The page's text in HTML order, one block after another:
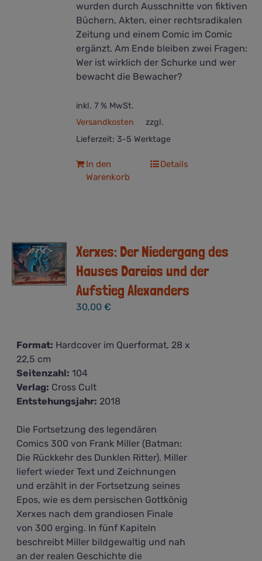
wurden durch Ausschnitte von fiktiven
Büchern, Akten, einer rechtsradikalen
Zeitung und einem Comic im Comic
ergänzt. Am Ende bleiben zwei Fragen:
Wer ist wirklich der Schurke und wer
bewacht die Bewacher?
inkl. 7 % MwSt.
zzgl.
Versandkosten
Lieferzeit: 3-5 Werktage
In den
Warenkorb
Details
Xerxes: Der Niedergang des
Hauses Dareios und der
Aufstieg Alexanders
30,00€
Format: Hardcover im Querformat, 28 x
22,5 cm
Seitenzahl: 104
Verlag: Cross Cult
Entstehungsjahr: 2018
Die Fortsetzung des legendären
Comics 300 von Frank Miller (Batman:
Die Rückkehr des Dunklen Ritter). Miller
liefert wieder Text und Zeichnungen
und erzählt in der Fortsetzung seines
Epos, wie es dem persischen Gottkönig
Xerxes nach dem grandiosen Finale
von 300 erging. In fünf Kapiteln
beschreibt Miller bildgewaltig und nah
an der realen Geschichte die